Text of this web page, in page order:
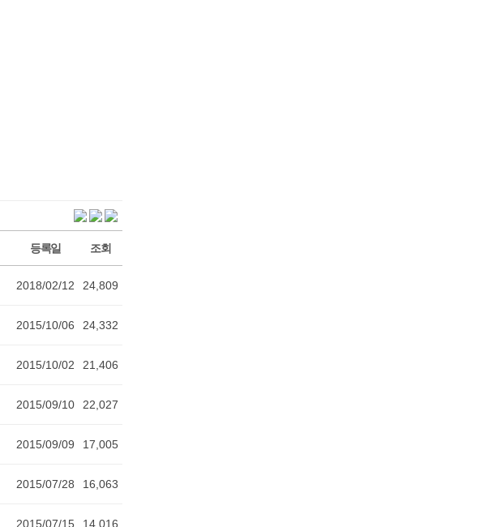
등록일 조회
2018/02/12 24,809
2015/10/06 24,332
2015/10/02 21,406
2015/09/10 22,027
2015/09/09 17,005
2015/07/28 16,063
2015/07/15 14,016